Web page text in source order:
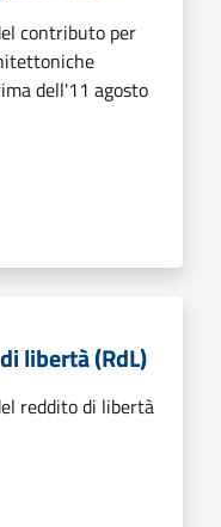
contributo per
dell'11 agosto
libertà (RdL)
reddito di libertà